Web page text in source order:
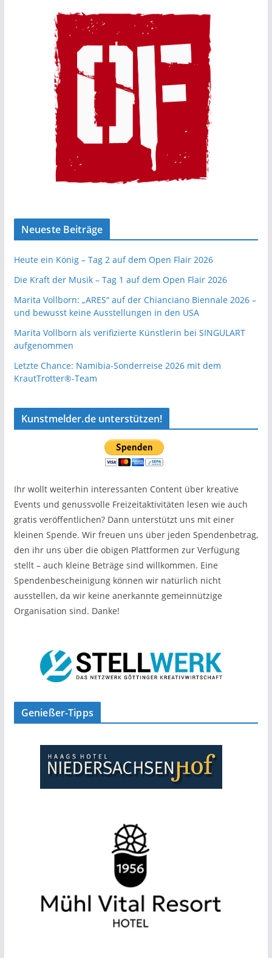
Neueste Beiträge
Heute ein König – Tag 2 auf dem Open Flair 2026
Die Kraft der Musik – Tag 1 auf dem Open Flair 2026
Marita Vollborn: „ARES“ auf der Chianciano Biennale 2026 –
und bewusst keine Ausstellungen in den USA
Marita Vollborn als verifizierte Künstlerin bei SINGULART
aufgenommen
Letzte Chance: Namibia-Sonderreise 2026 mit dem
KrautTrotter®-Team
Kunstmelder.de unterstützen!
Ihr wollt weiterhin interessanten Content über kreative
Events und genussvolle Freizeitaktivitäten lesen wie auch
gratis veröffentlichen? Dann unterstützt uns mit einer
kleinen Spende. Wir freuen uns über jeden Spendenbetrag,
den ihr uns über die obigen Plattformen zur Verfügung
stellt – auch kleine Beträge sind willkommen. Eine
Spendenbescheinigung können wir natürlich nicht
ausstellen, da wir keine anerkannte gemeinnützige
Organisation sind. Danke!
Genießer-Tipps